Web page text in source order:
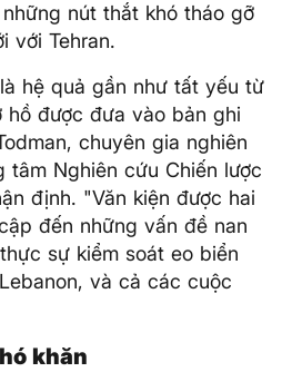
nút thắt khó tháo gỡ
với Tehran.
hệ quả gần như tất yếu từ
hồ được đưa vào bản ghi
chuyên gia nghiên
tâm Nghiên cứu Chiến lược
định. "Văn kiện được hai
đến những vấn đề nan
sự kiểm soát eo biển
và cả các cuộc
khăn